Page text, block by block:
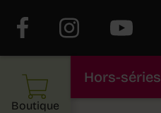
Hors-séries
Boutique